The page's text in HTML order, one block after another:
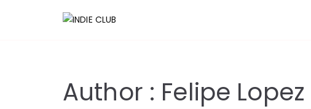
Author : Felipe Lopez